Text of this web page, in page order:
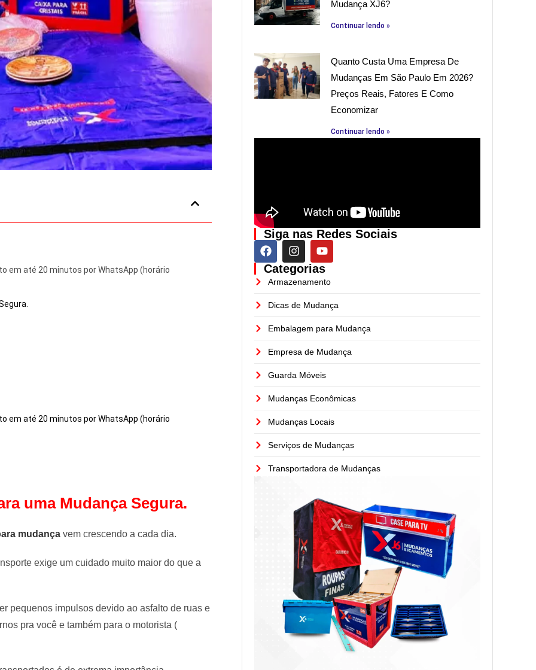
em até 20 minutos por WhatsApp (horário
em até 20 minutos por WhatsApp (horário
uma Mudança Segura.
mudança vem crescendo a cada dia.
exige um cuidado muito maior do que a
pequenos impulsos devido ao asfalto de ruas e
pra você e também para o motorista (
Mudança XJ6?
Continuar lendo »
Quanto Custa Uma Empresa De
Mudanças Em São Paulo Em 2026?
Preços Reais, Fatores E Como
Economizar
Continuar lendo »
Siga nas Redes Sociais
Categorias
Armazenamento
Dicas de Mudança
Embalagem para Mudança
Empresa de Mudança
Guarda Móveis
Mudanças Econômicas
Mudanças Locais
Serviços de Mudanças
Transportadora de Mudanças